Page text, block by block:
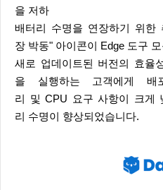
을 저하
배터리 수명을 연장하기 위한
장 박동" 아이콘이 Edge 도구 모
새로 업데이트된 버전의 효율
을 실행하는 고객에게 배
리 및 CPU 요구 사항이 크게
리 수명이 향상되었습니다.